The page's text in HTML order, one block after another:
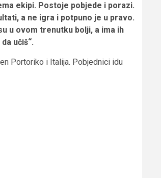
ekipi. Postoje pobjede i porazi.
a ne igra i potpuno je u pravo.
u ovom trenutku bolji, a ima ih
učiš“.
Portoriko i Italija. Pobjednici idu